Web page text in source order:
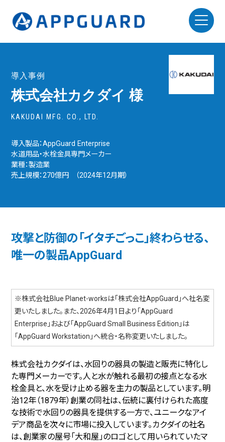
導入事例
株式会社カクダイ 様
KAKUDAI MFG. CO., LTD.
導入製品：AppGuard Enterprise
水道用品・水栓金具専門メーカー
業種：製造業
売上規模：270億円 （2024年12月期）
攻撃と防御の「イタチごっこ」終わらせる、
唯一の製品AppGuard
※株式会社Blue Planet-worksは「株式会社AppGuard」へ社名変
更いたしました。また、2026年4月1日より「AppGuard
Enterprise」および「AppGuard Small Business Edition」は
「AppGuard Workstation」へ統合・名称変更いたしました。
株式会社カクダイは、水回りの器具の製造と販売に特化し
た専門メーカーです。人と水が触れる最初の接点となる水
栓金具と、水を受け止める器を主力の製品としています。明
治12年（1879年）創業の同社は、伝統に裏付けられた高度
な技術で水回りの器具を提供する一方で、ユニークなアイ
デア商品を次々に市場に投入しています。カクダイの社名
は、創業家の屋号「大和屋」のロゴとして用いられていたマ